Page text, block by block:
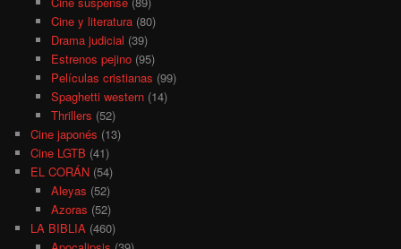
Cine y literatura(80)
Drama judicial (39)
Estrenos pejino(95)
Películas cristianas (99)
Spaghetti western(14)
Thrillers (52)
Cine japonés (13)
Cine LGTB (41)
EL CORÁN (54)
Aleyas (52)
Azoras (52)
LA BIBLIA (460)